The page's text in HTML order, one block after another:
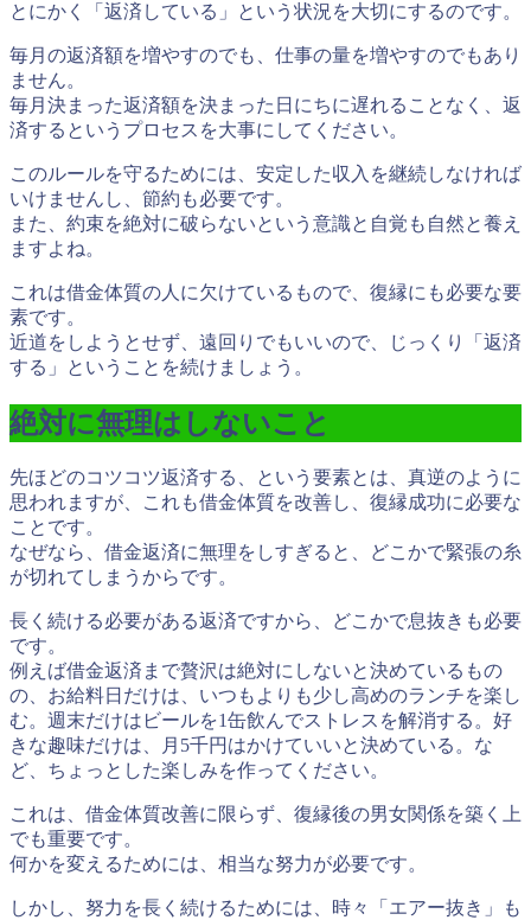
とにかく
「返済している」 という状況を大切にするのです。
毎月の返済額を増やすのでも、仕事の量を増やすのでもあり
ません。
毎月 決まった返済額を決まった日にちに遅れることなく、返
済する というプロセスを大事にしてください。
このルールを守るためには、安定した収入を継続しなければ
いけませんし、節約も必要です。
また、約束を絶対に破らないという意識と自覚も自然と養え
ますよね。
これは借金体質の人に欠けているもので、復縁にも必要な要
素です。
近道をしようとせず、遠回りでもいいので、じっくり「返済
する」ということを続けましょう。
絶対に無理はしないこと
先ほどのコツコツ返済する、という要素とは、真逆のように
思われますが、これも借金体質を改善し、復縁成功に必要な
ことです。
なぜなら、借金返済に無理をしすぎると、どこかで緊張の糸
が切れてしまうからです。
長く続ける必要がある返済ですから、どこかで息抜きも必要
です。
例えば借金返済まで贅沢は絶対にしないと決めているもの
の、お給料日だけは、いつもよりも少し高めのランチを楽し
む。週末だけはビールを1缶飲んでストレスを解消する。好
きな趣味だけは、月5千円はかけていいと決めている。な
ど、ちょっとした楽しみを作ってください。
これは、借金体質改善に限らず、復縁後の男女関係を築く上
でも重要です。
何かを変えるためには、相当な努力が必要です。
しかし、 努力を長く続けるためには、時々「エアー抜き」も